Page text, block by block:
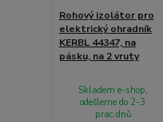
Rohový izolátor pro
elektrický ohradník
KERBL 44347, na
pásku, na 2 vruty
Skladem e-shop,
odešleme do 2-3
prac.dnů